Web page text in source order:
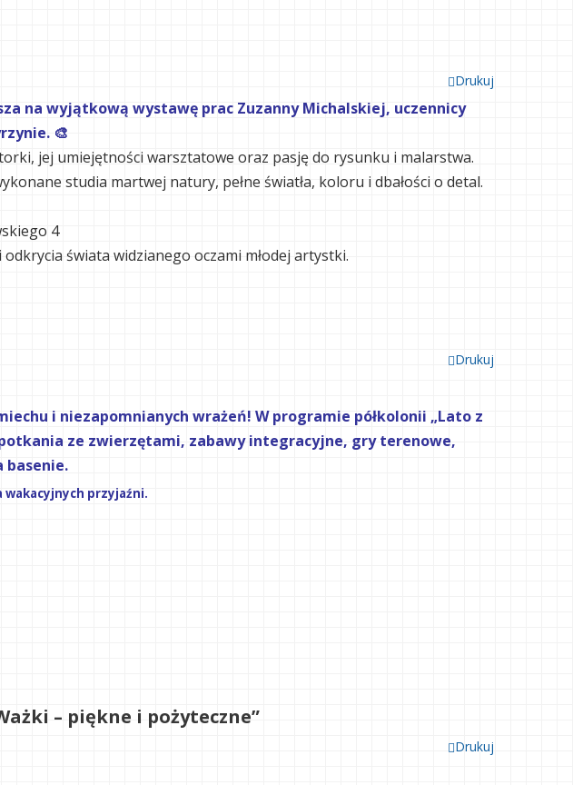
Drukuj
na wyjątkową wystawę prac Zuzanny Michalskiej, uczennicy
🎨
jej umiejętności warsztatowe oraz pasję do rysunku i malarstwa.
studia martwej natury, pełne światła, koloru i dbałości o detal.
4
świata widzianego oczami młodej artystki.
Drukuj
i niezapomnianych wrażeń! W programie półkolonii „Lato z
ze zwierzętami, zabawy integracyjne, gry terenowe,
basenie.
wakacyjnych przyjaźni.
– piękne i pożyteczne”
Drukuj